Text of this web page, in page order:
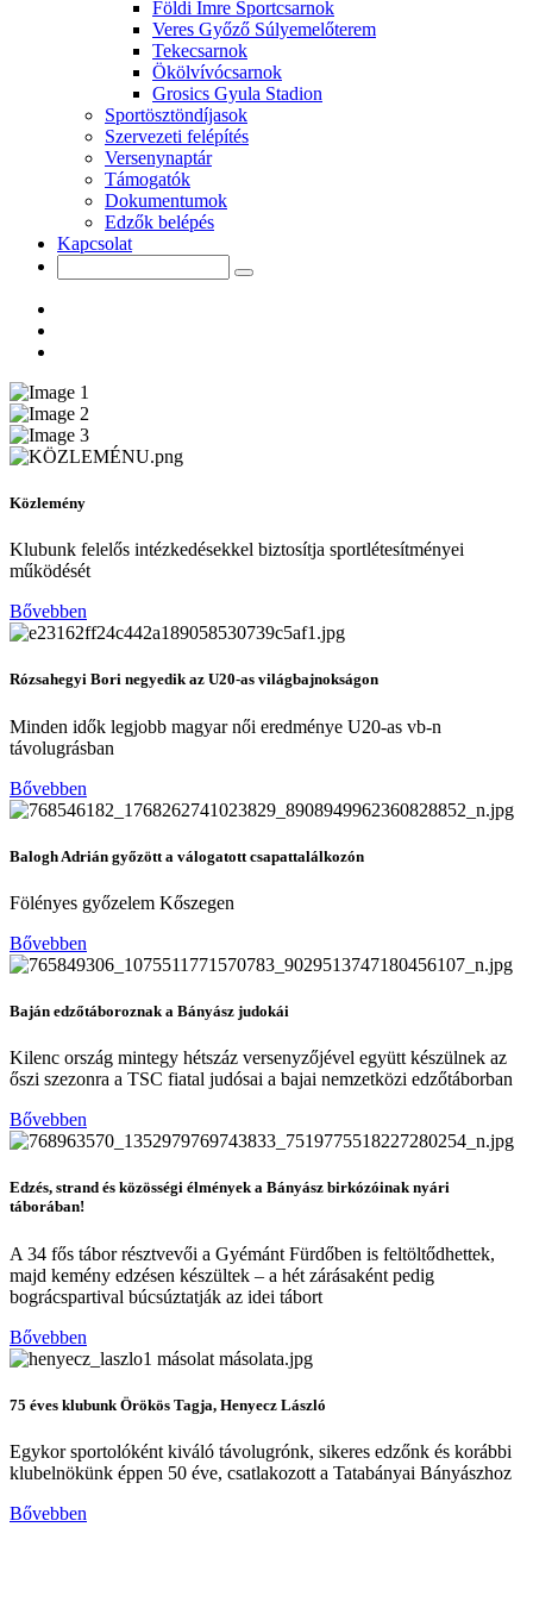
Földi Imre Sportcsarnok
Veres Győző Súlyemelőterem
Tekecsarnok
Ökölvívócsarnok
Grosics Gyula Stadion
Sportösztöndíjasok
Szervezeti felépítés
Versenynaptár
Támogatók
Dokumentumok
Edzők belépés
Kapcsolat
Közlemény
Klubunk felelős intézkedésekkel biztosítja sportlétesítményei
működését
Bővebben
Rózsahegyi Bori negyedik az U20-as világbajnokságon
Minden idők legjobb magyar női eredménye U20-as vb-n
távolugrásban
Bővebben
Balogh Adrián győzött a válogatott csapattalálkozón
Fölényes győzelem Kőszegen
Bővebben
Baján edzőtáboroznak a Bányász judokái
Kilenc ország mintegy hétszáz versenyzőjével együtt készülnek az
őszi szezonra a TSC fiatal judósai a bajai nemzetközi edzőtáborban
Bővebben
Edzés, strand és közösségi élmények a Bányász birkózóinak nyári
táborában!
A 34 fős tábor résztvevői a Gyémánt Fürdőben is feltöltődhettek,
majd kemény edzésen készültek – a hét zárásaként pedig
bográcspartival búcsúztatják az idei tábort
Bővebben
75 éves klubunk Örökös Tagja, Henyecz László
Egykor sportolóként kiváló távolugrónk, sikeres edzőnk és korábbi
klubelnökünk éppen 50 éve, csatlakozott a Tatabányai Bányászhoz
Bővebben